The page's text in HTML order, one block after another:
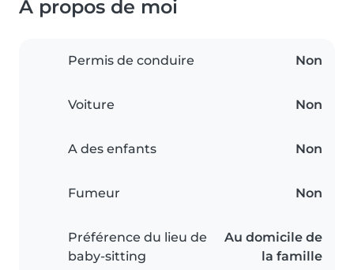
À propos de moi
Permis de conduire Non
Voiture Non
A des enfants Non
Fumeur Non
Préférence du lieu de
baby-sitting
Au domicile de
la famille